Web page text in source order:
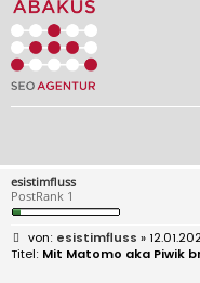
esistimfluss
PostRank 1
B
e
esistimfluss »
Mit Matomo aka Piwik